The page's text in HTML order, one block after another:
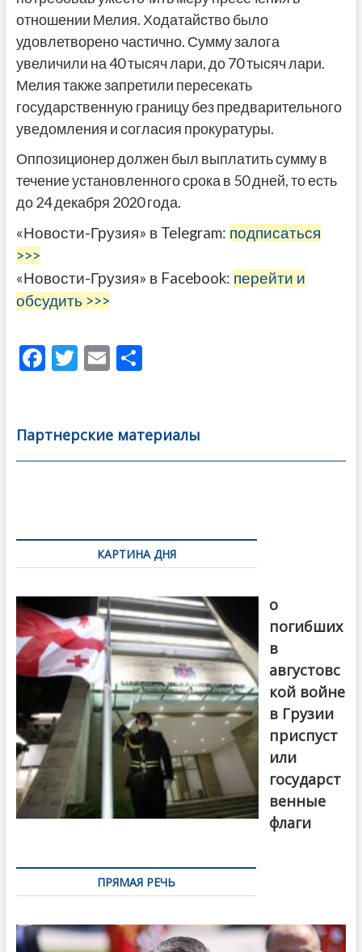
отношении Мелия. Ходатайство было
удовлетворено частично. Сумму залога
увеличили на 40 тысяч лари, до 70 тысяч лари.
Мелия также запретили пересекать
государственную границу без предварительного
уведомления и согласия прокуратуры.
Оппозиционер должен был выплатить сумму в
течение установленного срока в 50 дней, то есть
до 24 декабря 2020 года.
«Новости-Грузия» в Telegram: подписаться
>>>
«Новости-Грузия» в Facebook: перейти и
обсудить >>>
F
b
o
T
er
E
l
О
а
в
Партнерские материалы
по
записямКАРТИНА ДНЯ
о
погибших
в
августовс
кой войне
в Грузии
приспуст
или
государст
венные
флаги
ПРЯМАЯ РЕЧЬ